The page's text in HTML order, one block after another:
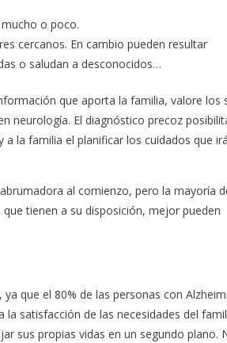
o poco.
cercanos. En cambio pueden resultar
o saludan a desconocidos…
que aporta la familia, valore los
neurología. El diagnóstico precoz
la familia el planificar los cuidados que
al comienzo, pero la mayoría
tienen a su disposición, mejor pueden
que el 80% de las personas con
satisfacción de las necesidades del
sus propias vidas en un segundo plano.